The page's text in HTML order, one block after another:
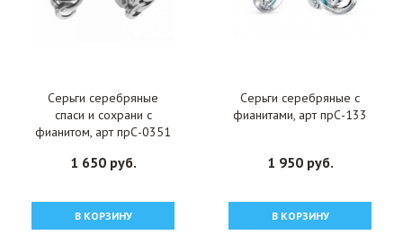
Серьги серебряные
спаси и сохрани с
фианитом, арт прС-0351
1 650 руб.
В КОРЗИНУ
Серьги серебряные с
фианитами, арт прС-133
1 950 руб.
В КОРЗИНУ